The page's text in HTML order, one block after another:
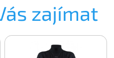
zajímat